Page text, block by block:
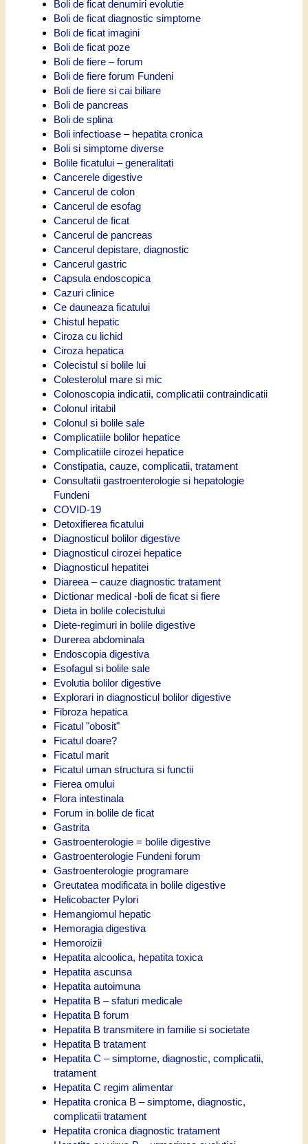
Boli de ficat denumiri evolutie
Boli de ficat diagnostic simptome
Boli de ficat imagini
Boli de ficat poze
Boli de fiere – forum
Boli de fiere forum Fundeni
Boli de fiere si cai biliare
Boli de pancreas
Boli de splina
Boli infectioase – hepatita cronica
Boli si simptome diverse
Bolile ficatului – generalitati
Cancerele digestive
Cancerul de colon
Cancerul de esofag
Cancerul de ficat
Cancerul de pancreas
Cancerul depistare, diagnostic
Cancerul gastric
Capsula endoscopica
Cazuri clinice
Ce dauneaza ficatului
Chistul hepatic
Ciroza cu lichid
Ciroza hepatica
Colecistul si bolile lui
Colesterolul mare si mic
Colonoscopia indicatii, complicatii contraindicatii
Colonul iritabil
Colonul si bolile sale
Complicatiile bolilor hepatice
Complicatiile cirozei hepatice
Constipatia, cauze, complicatii, tratament
Consultatii gastroenterologie si hepatologie
Fundeni
COVID-19
Detoxifierea ficatului
Diagnosticul bolilor digestive
Diagnosticul cirozei hepatice
Diagnosticul hepatitei
Diareea – cauze diagnostic tratament
Dictionar medical -boli de ficat si fiere
Dieta in bolile colecistului
Diete-regimuri in bolile digestive
Durerea abdominala
Endoscopia digestiva
Esofagul si bolile sale
Evolutia bolilor digestive
Explorari in diagnosticul bolilor digestive
Fibroza hepatica
Ficatul "obosit"
Ficatul doare?
Ficatul marit
Ficatul uman structura si functii
Fierea omului
Flora intestinala
Forum in bolile de ficat
Gastrita
Gastroenterologie = bolile digestive
Gastroenterologie Fundeni forum
Gastroenterologie programare
Greutatea modificata in bolile digestive
Helicobacter Pylori
Hemangiomul hepatic
Hemoragia digestiva
Hemoroizii
Hepatita alcoolica, hepatita toxica
Hepatita ascunsa
Hepatita autoimuna
Hepatita B – sfaturi medicale
Hepatita B forum
Hepatita B transmitere in familie si societate
Hepatita B tratament
Hepatita C – simptome, diagnostic, complicatii,
tratament
Hepatita C regim alimentar
Hepatita cronica B – simptome, diagnostic,
complicatii tratament
Hepatita cronica diagnostic tratament